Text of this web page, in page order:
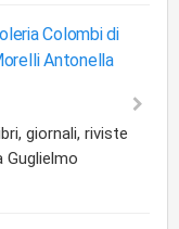
Colombi di
Antonella
giornali, riviste